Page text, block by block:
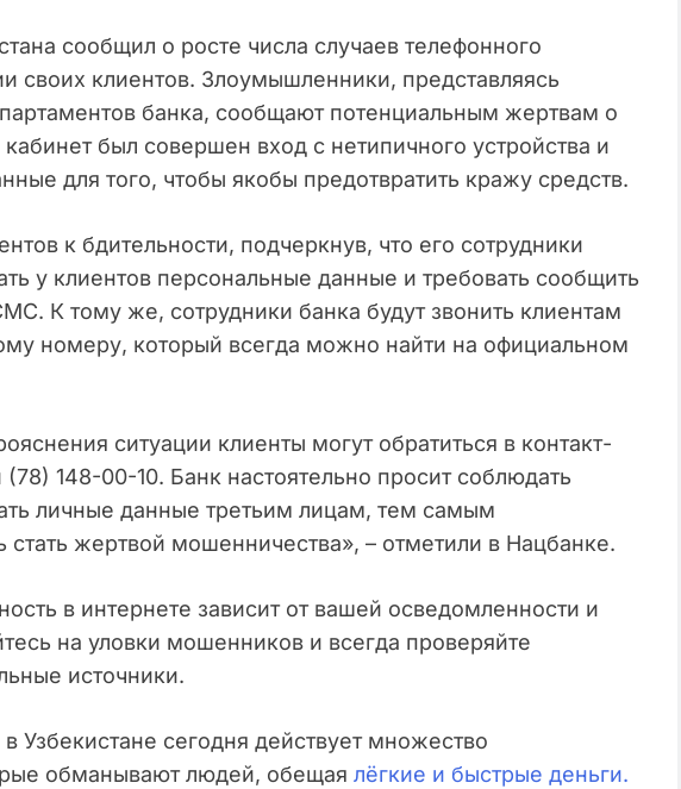
сообщил о росте числа случаев телефонного
своих клиентов. Злоумышленники, представляясь
банка, сообщают потенциальным жертвам о
был совершен вход с нетипичного устройства и
для того, чтобы якобы предотвратить кражу средств.
к бдительности, подчеркнув, что его сотрудники
у клиентов персональные данные и требовать сообщить
К тому же, сотрудники банка будут звонить клиентам
номеру, который всегда можно найти на официальном
ситуации клиенты могут обратиться в контакт-
148-00-10. Банк настоятельно просит соблюдать
личные данные третьим лицам, тем самым
жертвой мошенничества», – отметили в Нацбанке.
в интернете зависит от вашей осведомленности и
на уловки мошенников и всегда проверяйте
источники.
Узбекистане сегодня действует множество
обманывают людей, обещая лёгкие и быстрые деньги.